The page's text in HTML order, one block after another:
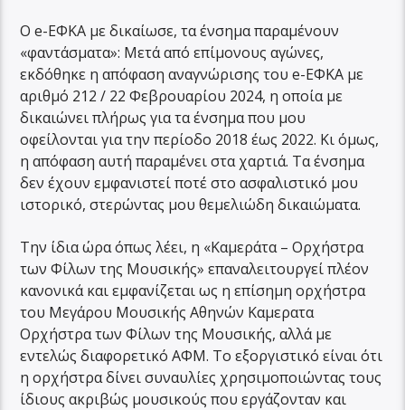
Ο e-ΕΦΚΑ με δικαίωσε, τα ένσημα παραμένουν
«φαντάσματα»: Μετά από επίμονους αγώνες,
εκδόθηκε η απόφαση αναγνώρισης του e-ΕΦΚΑ με
αριθμό 212 / 22 Φεβρουαρίου 2024, η οποία με
δικαιώνει πλήρως για τα ένσημα που μου
οφείλονται για την περίοδο 2018 έως 2022. Κι όμως,
η απόφαση αυτή παραμένει στα χαρτιά. Τα ένσημα
δεν έχουν εμφανιστεί ποτέ στο ασφαλιστικό μου
ιστορικό, στερώντας μου θεμελιώδη δικαιώματα.
Την ίδια ώρα όπως λέει, η «Καμεράτα – Ορχήστρα
των Φίλων της Μουσικής» επαναλειτουργεί πλέον
κανονικά και εμφανίζεται ως η επίσημη ορχήστρα
του Μεγάρου Μουσικής Αθηνών Καμερατα
Ορχήστρα των Φίλων της Μουσικής, αλλά με
εντελώς διαφορετικό ΑΦΜ. Το εξοργιστικό είναι ότι
η ορχήστρα δίνει συναυλίες χρησιμοποιώντας τους
ίδιους ακριβώς μουσικούς που εργάζονταν και